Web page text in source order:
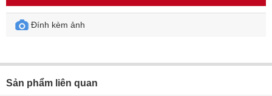
Đính kèm ảnh
Sản phẩm liên quan